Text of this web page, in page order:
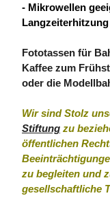
- Mikrowellen
Fototassen für
Kaffee zum
oder die
Wir sind Stolz
Stiftung zu
öffentlichen
zu begleiten und
gesellschaftliche